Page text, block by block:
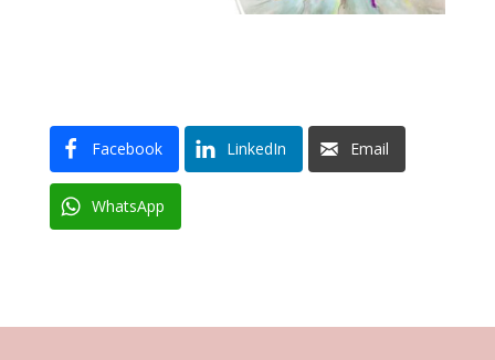
Facebook LinkedIn Email
WhatsApp